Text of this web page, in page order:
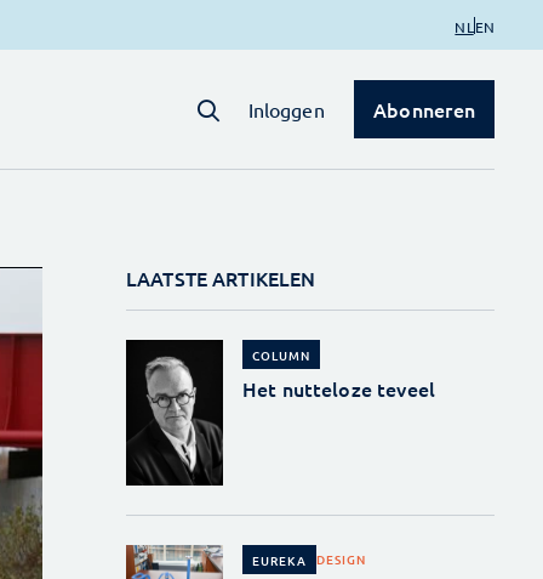
NL EN
Inloggen Abonneren
LAATSTE ARTIKELEN
COLUMN
Het nutteloze teveel
EUREKA DESIGN